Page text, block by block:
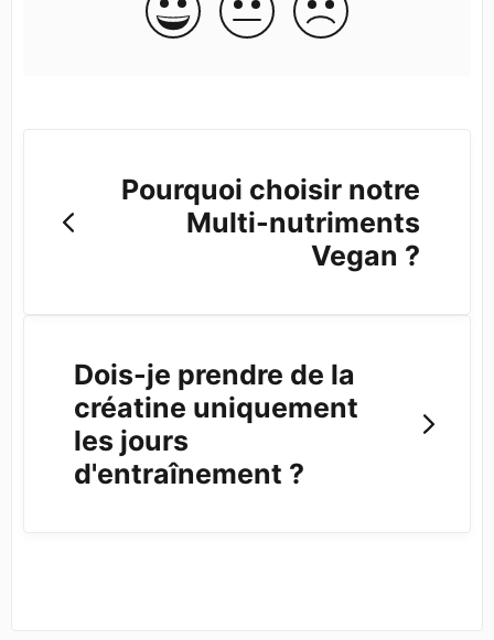
Pourquoi choisir notre
Multi-nutriments
Vegan ?
Dois-je prendre de la
créatine uniquement
les jours
d'entraînement ?